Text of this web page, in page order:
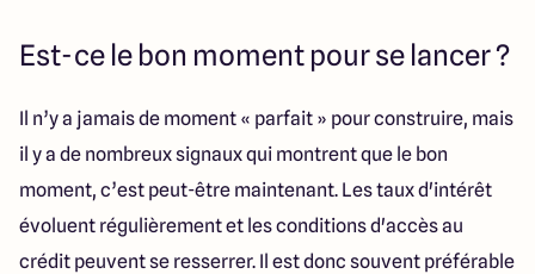
Est-ce le bon moment pour se lancer ?
Il n’y a jamais de moment « parfait » pour construire, mais
il y a de nombreux signaux qui montrent que le bon
moment, c’est peut-être maintenant. Les taux d'intérêt
évoluent régulièrement et les conditions d'accès au
crédit peuvent se resserrer. Il est donc souvent préférable